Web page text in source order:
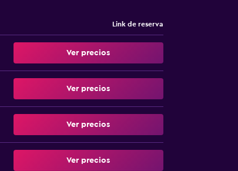
Link de reserva
Ver precios
Ver precios
Ver precios
Ver precios